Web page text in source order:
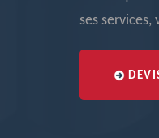
ses